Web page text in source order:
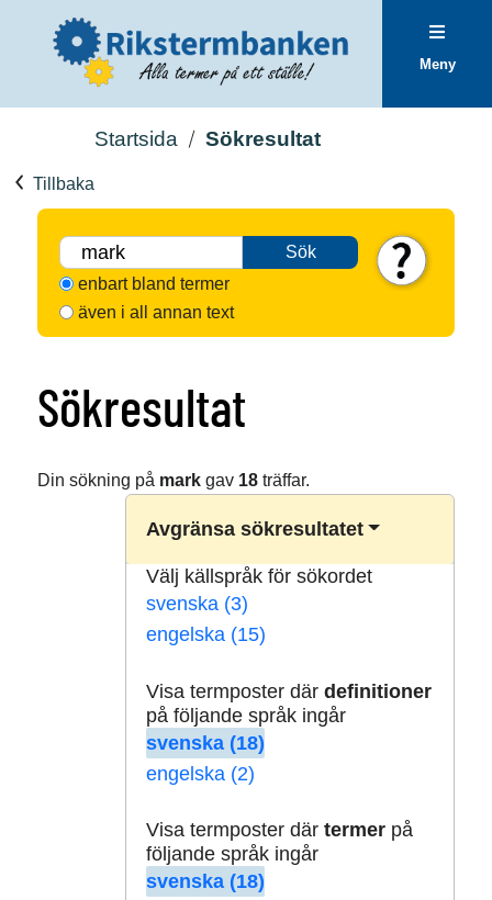
Meny
Startsida Sökresultat
Tillbaka
Sök
enbart bland termer
även i all annan text
Sökresultat
Din sökning på markgav 18träffar.
Avgränsa sökresultatet
Välj källspråk för sökordet
svenska (3)
engelska (15)
Visa termposter där definitioner
på följande språk ingår
svenska (18)
engelska (2)
Visa termposter där termerpå
följande språk ingår
svenska (18)